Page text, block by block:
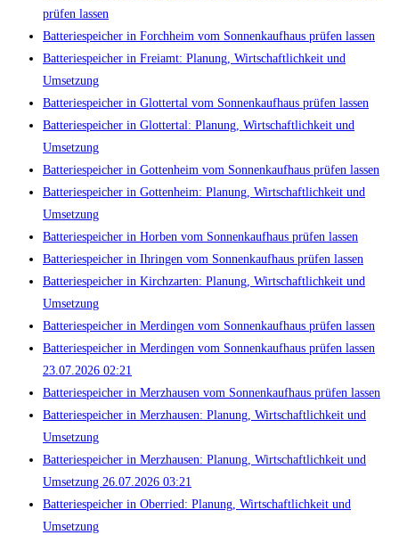
prüfen lassen
Batteriespeicher in Forchheim vom Sonnenkaufhaus prüfen lassen
Batteriespeicher in Freiamt: Planung, Wirtschaftlichkeit und
Umsetzung
Batteriespeicher in Glottertal vom Sonnenkaufhaus prüfen lassen
Batteriespeicher in Glottertal: Planung, Wirtschaftlichkeit und
Umsetzung
Batteriespeicher in Gottenheim vom Sonnenkaufhaus prüfen lassen
Batteriespeicher in Gottenheim: Planung, Wirtschaftlichkeit und
Umsetzung
Batteriespeicher in Horben vom Sonnenkaufhaus prüfen lassen
Batteriespeicher in Ihringen vom Sonnenkaufhaus prüfen lassen
Batteriespeicher in Kirchzarten: Planung, Wirtschaftlichkeit und
Umsetzung
Batteriespeicher in Merdingen vom Sonnenkaufhaus prüfen lassen
Batteriespeicher in Merdingen vom Sonnenkaufhaus prüfen lassen
23.07.2026 02:21
Batteriespeicher in Merzhausen vom Sonnenkaufhaus prüfen lassen
Batteriespeicher in Merzhausen: Planung, Wirtschaftlichkeit und
Umsetzung
Batteriespeicher in Merzhausen: Planung, Wirtschaftlichkeit und
Umsetzung 26.07.2026 03:21
Batteriespeicher in Oberried: Planung, Wirtschaftlichkeit und
Umsetzung